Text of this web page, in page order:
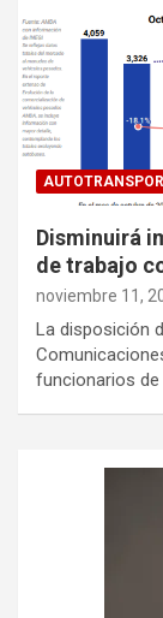
Disminuirá
de trabajo
noviembre 11,
La disposición
funcionarios de